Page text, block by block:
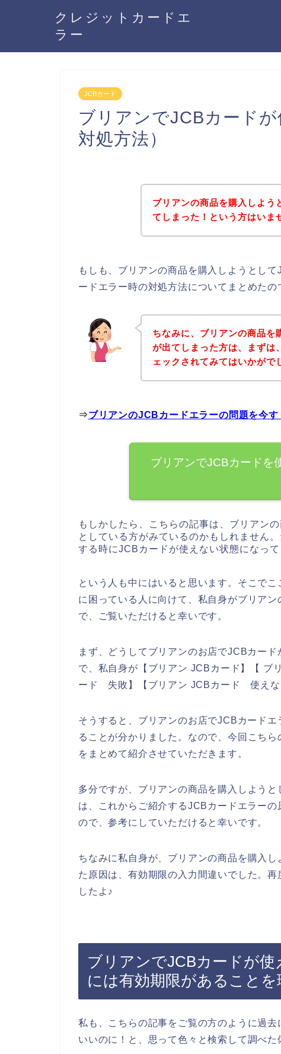
クレジットカードエ
ラー
JCBカード
ブリアンでJCBカード
対処方法）
ブリアンの商品を購入しよう
てしまった！という方はいま
もしも、ブリアンの商品を購入しようとし
ードエラー時の対処方法についてまとめたの
ちなみに、ブリアンの商品を
が出てしまった方は、まずは
ェックされてみてはいかがで
⇒ブリアンのJCBカードエラーの問題を今
ブリアンでJCBカードを
もしかしたら、こちらの記事は、ブリアン
としている方がみているのかもしれません
する時にJCBカードが使えない状態になって
という人も中にはいると思います。そこで
に困っている人に向けて、私自身がブリア
で、ご覧いただけると幸いです。
まず、どうしてブリアンのお店でJCBカー
で、私自身が【ブリアン JCBカード】【
ード 失敗】【ブリアン JCBカード 使えな
そうすると、ブリアンのお店でJCBカード
ることが分かりました。なので、今回こち
をまとめて紹介させていただきます。
多分ですが、ブリアンの商品を購入しよう
は、これからご紹介するJCBカードエラー
ので、参考にしていただけると幸いです。
ちなみに私自身が、ブリアンの商品を購入
た原因は、有効期限の入力間違いでした。
したよ♪
ブリアンでJCBカードが
には有効期限があることを
私も、こちらの記事をご覧の方のように過
いいのに！と、思って色々と検索して調べた